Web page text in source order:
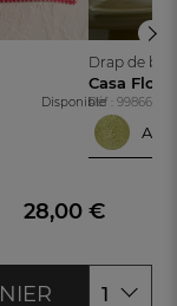
Disponible
28,00 €
Drap de
Casa Flora
Réf :
1